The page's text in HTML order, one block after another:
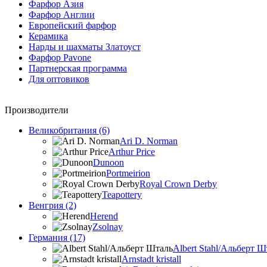
Фарфор Азия
Фарфор Англии
Европейский фарфор
Керамика
Нарды и шахматы Златоуст
Фарфор Pavone
Партнерская программа
Для оптовиков
Производители
Великобритания (6)
Ari D. Norman
Arthur Price
Dunoon
Portmeirion
Royal Crown Derby
Teapottery
Венгрия (2)
Herend
Zsolnay
Германия (17)
Albert Stahl/Альбеpт
Arnstadt kristall